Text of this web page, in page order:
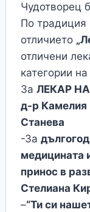
Чудотворец
По традиция
отличието
отличени
категории
ЗаЛЕКАР
д-р Камелия
Станева
-За
медицината
принос в
Стелиана
–“Ти си